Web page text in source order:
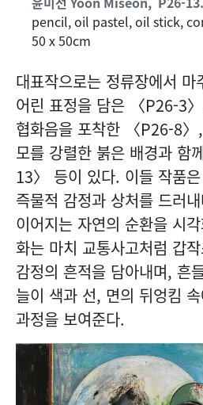
pencil, oil pastel, oil stick,
50 x 50cm
대표작으로는 정류장에서
어린 표정을 담은 〈P26-3
협화음을 포착한 〈P26-8〉
모를 강렬한 붉은 배경과 함
13〉 등이 있다. 이들 작품
즉물적 감정과 상처를 드러
이어지는 자연의 순환을 시
화는 마치 교통사고처럼 갑
감정의 흔적을 담아내며, 흔
늘이 색과 선, 면의 뒤엉킴
과정을 보여준다.